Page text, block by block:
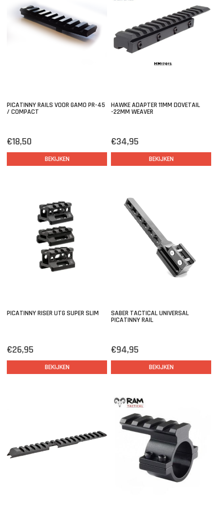
PICATINNY RAILS VOOR GAMO PR-45
/ COMPACT
€18,50
BEKIJKEN
HAWKE ADAPTER 11MM DOVETAIL
-22MM WEAVER
€34,95
BEKIJKEN
PICATINNY RISER UTG SUPER SLIM
€26,95
BEKIJKEN
SABER TACTICAL UNIVERSAL
PICATINNY RAIL
€94,95
BEKIJKEN